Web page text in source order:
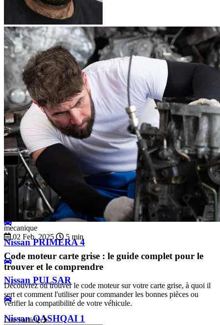
Nissan PRAIRIE 2
Nissan PRIMASTAR 1
Nissan PRIMASTAR 2
Nissan PRIMERA 1
Nissan PRIMERA 2
Nissan PRIMERA 3
Nissan PRIMERA 4
Nissan PULSAR
Nissan QASHQAI 1
mecanique
02 Feb. 2025
5 min
Code moteur carte grise : le guide complet pour le
trouver et le comprendre
Découvrez où trouver le code moteur sur votre carte grise, à quoi il
sert et comment l'utiliser pour commander les bonnes pièces ou
vérifier la compatibilité de votre véhicule.
Lire l'article